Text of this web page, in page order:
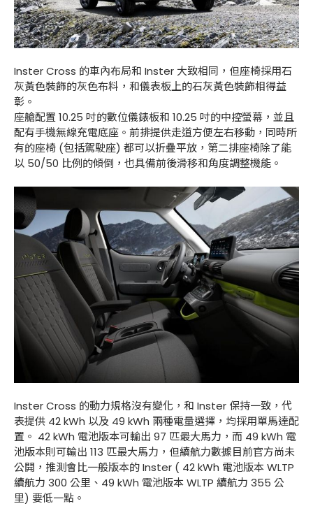
Inster Cross 的車內布局和 Inster 大致相同，但座椅採用石
灰黃色裝飾的灰色布料，和儀表板上的石灰黃色裝飾相得益
彰。
座艙配置 10.25 吋的數位儀錶板和 10.25 吋的中控螢幕，並且
配有手機無線充電底座。前排提供走道方便左右移動，同時所
有的座椅 (包括駕駛座) 都可以折疊平放，第二排座椅除了能
以 50/50 比例的傾倒，也具備前後滑移和角度調整機能。
Inster Cross 的動力規格沒有變化，和 Inster 保持一致，代
表提供 42 kWh 以及 49 kWh 兩種電量選擇，均採用單馬達配
置。 42 kWh 電池版本可輸出 97 匹最大馬力，而 49 kWh 電
池版本則可輸出 113 匹最大馬力，但續航力數據目前官方尚未
公開，推測會比一般版本的 Inster ( 42 kWh 電池版本 WLTP
續航力 300 公里、49 kWh 電池版本 WLTP 續航力 355 公
里) 要低一點。